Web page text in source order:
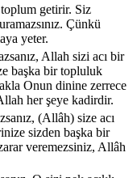
getirir. Siz
Çünkü
yeter.
Allah sizi acı bir
başka bir topluluk
Onun dinine zerrece
her şeye kadirdir.
(Allâh) size acı
sizden başka bir
veremezsiniz, Allâh